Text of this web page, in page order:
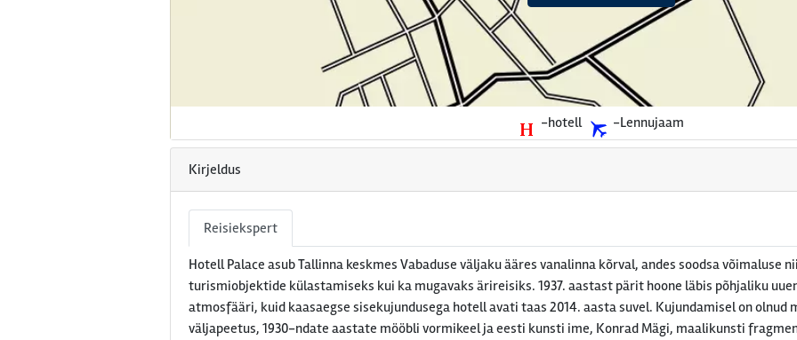
-hotell -Lennujaam
Kirjeldus
Reisiekspert
Hotell Palace asub Tallinna keskmes Vabaduse väljaku ääres vanalinna kõrval, andes soodsa võimaluse
turismiobjektide külastamiseks kui ka mugavaks ärireisiks. 1937. aastast pärit hoone läbis põhjaliku
atmosfääri, kuid kaasaegse sisekujundusega hotell avati taas 2014. aasta suvel. Kujundamisel on olnud
väljapeetus, 1930-ndate aastate mööbli vormikeel ja eesti kunsti ime, Konrad Mägi, maalikunsti